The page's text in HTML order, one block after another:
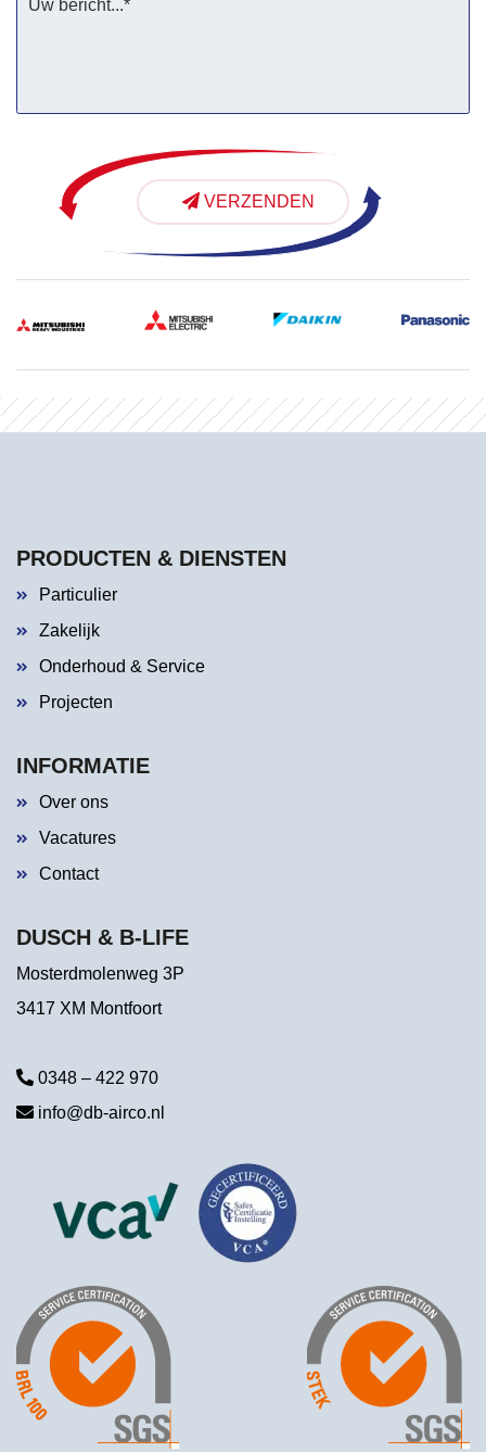
VERZENDEN
PRODUCTEN & DIENSTEN
Particulier
Zakelijk
Onderhoud & Service
Projecten
INFORMATIE
Over ons
Vacatures
Contact
DUSCH & B-LIFE
Mosterdmolenweg 3P
3417 XM Montfoort
0348 – 422 970
info@db-airco.nl